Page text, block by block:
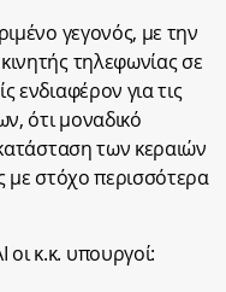
γεγονός, με την
τηλεφωνίας σε
ενδιαφέρον για τις
ότι μοναδικό
των κεραιών
με στόχο περισσότερα
κ.κ. υπουργοί: